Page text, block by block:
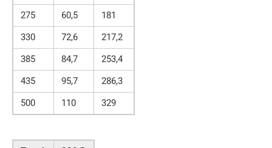
275
60,5
181
330
72,6
217,2
385
84,7
253,4
435
95,7
286,3
500
110 329